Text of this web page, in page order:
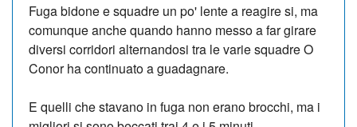
Fuga bidone e squadre un po' lente a reagire si, ma
comunque anche quando hanno messo a far girare
diversi corridori alternandosi tra le varie squadre O
Conor ha continuato a guadagnare.
E quelli che stavano in fuga non erano brocchi, ma i